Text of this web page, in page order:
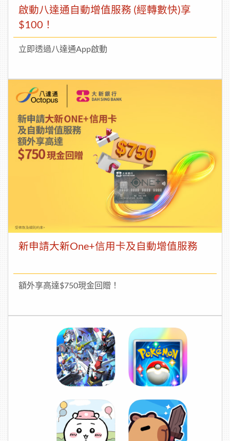
啟動八達通自動增值服務 (經轉數快)享
$100！
立即透過八達通App啟動
新申請大新One+信用卡及自動增值服務
額外享高達$750現金回贈！